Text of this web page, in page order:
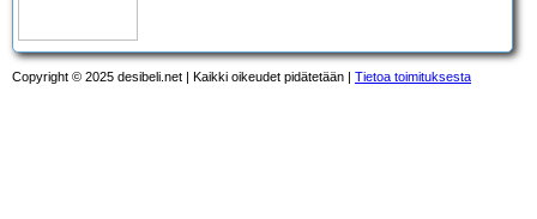
Copyright © 2025 desibeli.net | Kaikki oikeudet pidätetään | Tietoa toimituksesta